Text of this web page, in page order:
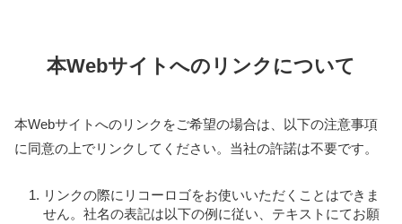
本Webサイトへのリンクについて
本Webサイトへのリンクをご希望の場合は、以下の注意事項
に同意の上でリンクしてください。当社の許諾は不要です。
リンクの際にリコーロゴをお使いいただくことはできま
せん。社名の表記は以下の例に従い、テキストにてお願